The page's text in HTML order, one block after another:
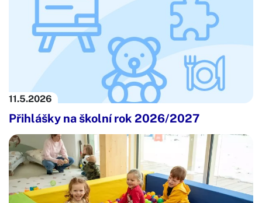
11.5.2026
Přihlášky na školní rok 2026/2027